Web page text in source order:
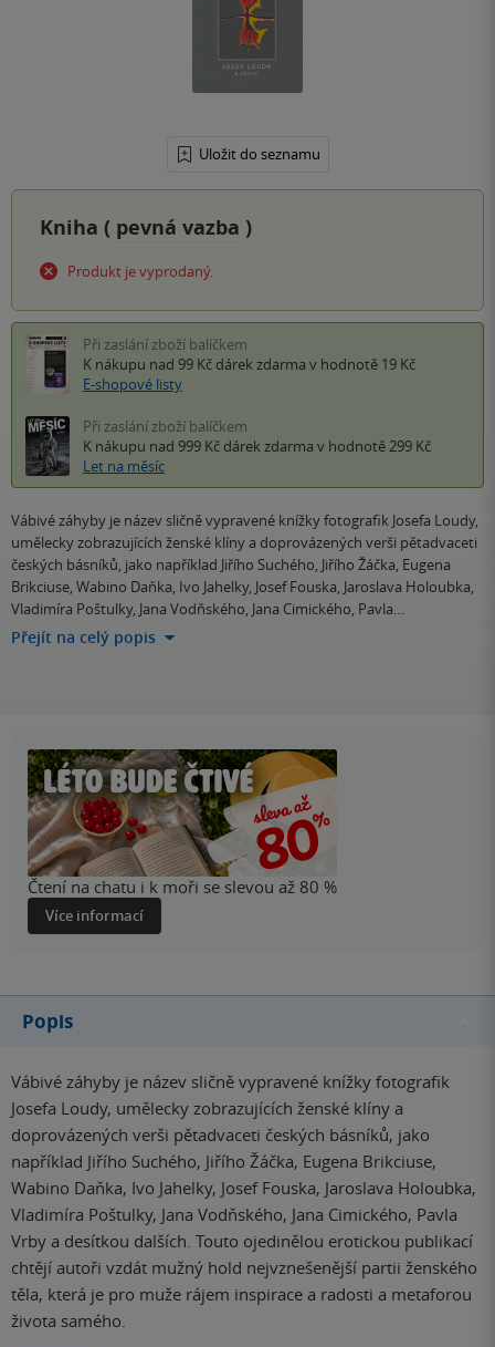
Uložit do seznamu
Kniha ( pevná vazba )
Produkt je vyprodaný.
Při zaslání zboží balíčkem
K nákupu nad 99 Kč dárek zdarma v hodnotě 19 Kč
E-shopové listy
Při zaslání zboží balíčkem
K nákupu nad 999 Kč dárek zdarma v hodnotě 299 Kč
Let na měsíc
Vábivé záhyby je název sličně vypravené knížky fotografik Josefa Loudy,
umělecky zobrazujících ženské klíny a doprovázených verši pětadvaceti
českých básníků, jako například Jiřího Suchého, Jiřího Žáčka, Eugena
Brikciuse, Wabino Daňka, Ivo Jahelky, Josef Fouska, Jaroslava Holoubka,
Vladimíra Poštulky, Jana Vodňského, Jana Cimického, Pavla…
Přejít na celý popis
Čtení na chatu i k moři se slevou až 80 %
Více informací
Popis
Vábivé záhyby je název sličně vypravené knížky fotografik
Josefa Loudy, umělecky zobrazujících ženské klíny a
doprovázených verši pětadvaceti českých básníků, jako
například Jiřího Suchého, Jiřího Žáčka, Eugena Brikciuse,
Wabino Daňka, Ivo Jahelky, Josef Fouska, Jaroslava Holoubka,
Vladimíra Poštulky, Jana Vodňského, Jana Cimického, Pavla
Vrby a desítkou dalších. Touto ojedinělou erotickou publikací
chtějí autoři vzdát mužný hold nejvznešenější partii ženského
těla, která je pro muže rájem inspirace a radosti a metaforou
života samého.